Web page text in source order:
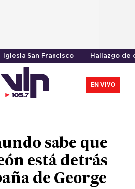
Iglesia San Francisco Hallazgo de
EN VIVO
sabe que
está detrás
de George